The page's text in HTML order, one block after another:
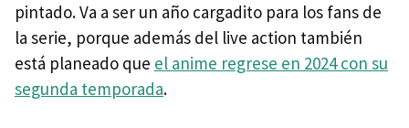
pintado. Va a ser un año cargadito para los fans de
la serie, porque además del live action también
está planeado que el anime regrese en 2024 con su
segunda temporada.